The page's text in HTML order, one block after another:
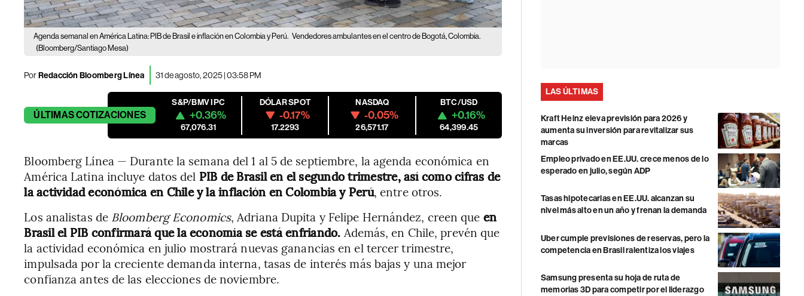
Agenda semanal en América Latina: PIB de Brasil e inflación en Colombia y Perú. Vendedores ambulantes en el centro de Bogotá, Colombia.
(Bloomberg/Santiago Mesa)
PorRedacción Bloomberg Línea 31 de agosto, 2025 | 03:58 PM
ÚLTIMASCOTIZACIONES
S&P/BMV IPC
+0.36%
67,076.31
DÓLAR SPOT
-0.17%
17.2293
NASDAQ
-0.05%
26,571.17
BTC/USD
+0.16%
64,399.45
Bloomberg Línea — Durante la semana del 1 al 5 de septiembre, la agenda económica en
América Latina incluye datos del PIB de Brasil en el segundo trimestre, así como cifras de
la actividad económica en Chile y la inflación en Colombia y Perú, entre otros.
Los analistas de Bloomberg Economics, Adriana Dupita y Felipe Hernández, creen que en
Brasil el PIB confirmará que la economía se está enfriando. Además, en Chile, prevén que
la actividad económica en julio mostrará nuevas ganancias en el tercer trimestre,
impulsada por la creciente demanda interna, tasas de interés más bajas y una mejor
confianza antes de las elecciones de noviembre.
LAS ÚLTIMAS
Kraft Heinz eleva previsión para 2026 y
aumenta su inversión para revitalizar sus
marcas
Empleo privado en EE.UU. crece menos de lo
esperado en julio, según ADP
Tasas hipotecarias en EE.UU. alcanzan su
nivel más alto en un año y frenan la demanda
Uber cumple previsiones de reservas, pero la
competencia en Brasil ralentiza los viajes
Samsung presenta su hoja de ruta de
memorias 3D para competir por el liderazgo